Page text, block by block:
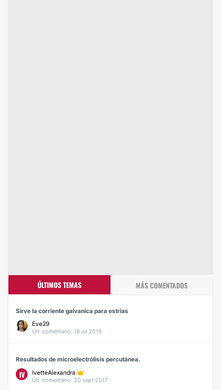
ÚLTIMOS TEMAS MÁS COMENTADOS
Sirve la corriente galvanica para estrias
Eve29
Últ. comentario: 18 jul 2019
Resultados de microelectrólisis percutánea.
IV IvetteAlexandra
Últ. comentario: 20 sept 2017